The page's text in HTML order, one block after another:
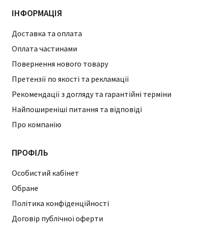
ІНФОРМАЦІЯ
Доставка та оплата
Оплата частинами
Повернення нового товару
Претензії по якості та рекламації
Рекомендації з догляду та гарантійні терміни
Найпоширеніші питання та відповіді
Про компанію
ПРОФІЛЬ
Особистий кабінет
Обране
Політика конфіденційності
Договір публічної оферти